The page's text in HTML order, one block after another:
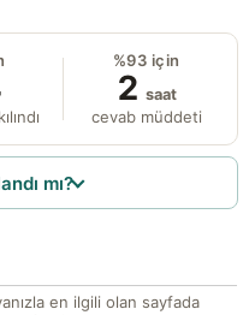
%93 için
2 saat
cevab müddeti
mı?
en ilgili olan sayfada